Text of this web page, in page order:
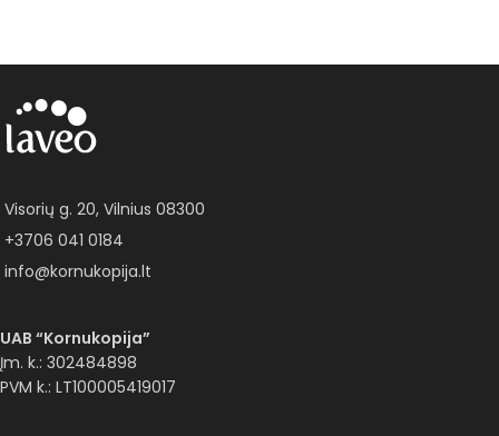
Visorių g. 20, Vilnius 08300
+3706 041 0184
info@kornukopija.lt
UAB “Kornukopija”
Įm. k.: 302484898
PVM k.: LT100005419017